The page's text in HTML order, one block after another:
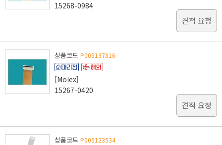
15268-0984
견적 요청
상품코드 P005137816
[Molex]
15267-0420
견적 요청
상품코드 P005123534